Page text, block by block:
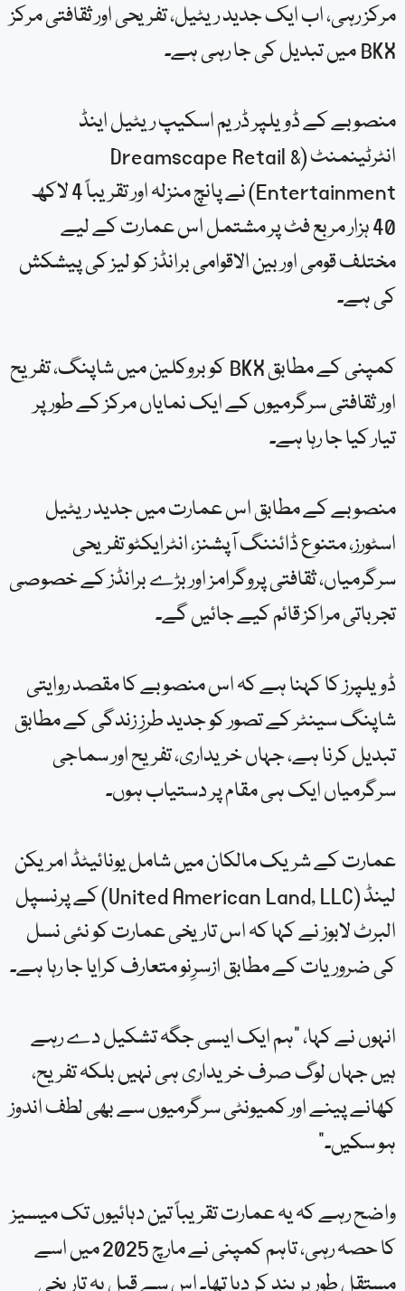
مرکز رہی، اب ایک جدید ریٹیل، تفریحی اور ثقافتی مرکز
BKX میں تبدیل کی جا رہی ہے۔
منصوبے کے ڈویلپر ڈریم اسکیپ ریٹیل اینڈ
انٹرٹینمنٹ (Dreamscape Retail &
Entertainment) نے پانچ منزلہ اور تقریباً 4 لاکھ
40 ہزار مربع فٹ پر مشتمل اس عمارت کے لیے
مختلف قومی اور بین الاقوامی برانڈز کو لیز کی پیشکش
کی ہے۔
کمپنی کے مطابق BKX کو بروکلین میں شاپنگ، تفریح
اور ثقافتی سرگرمیوں کے ایک نمایاں مرکز کے طور پر
تیار کیا جا رہا ہے۔
منصوبے کے مطابق اس عمارت میں جدید ریٹیل
اسٹورز، متنوع ڈائننگ آپشنز، انٹرایکٹو تفریحی
سرگرمیاں، ثقافتی پروگرامز اور بڑے برانڈز کے خصوصی
تجرباتی مراکز قائم کیے جائیں گے۔
ڈویلپرز کا کہنا ہے کہ اس منصوبے کا مقصد روایتی
شاپنگ سینٹر کے تصور کو جدید طرزِ زندگی کے مطابق
تبدیل کرنا ہے، جہاں خریداری، تفریح اور سماجی
سرگرمیاں ایک ہی مقام پر دستیاب ہوں۔
عمارت کے شریک مالکان میں شامل یونائیٹڈ امریکن
لینڈ (United American Land, LLC) کے پرنسپل
البرٹ لابوز نے کہا کہ اس تاریخی عمارت کو نئی نسل
کی ضروریات کے مطابق ازسرِنو متعارف کرایا جا رہا ہے۔
انہوں نے کہا، “ہم ایک ایسی جگہ تشکیل دے رہے
ہیں جہاں لوگ صرف خریداری ہی نہیں بلکہ تفریح،
کھانے پینے اور کمیونٹی سرگرمیوں سے بھی لطف اندوز
ہو سکیں۔”
واضح رہے کہ یہ عمارت تقریباً تین دہائیوں تک میسیز
کا حصہ رہی، تاہم کمپنی نے مارچ 2025 میں اسے